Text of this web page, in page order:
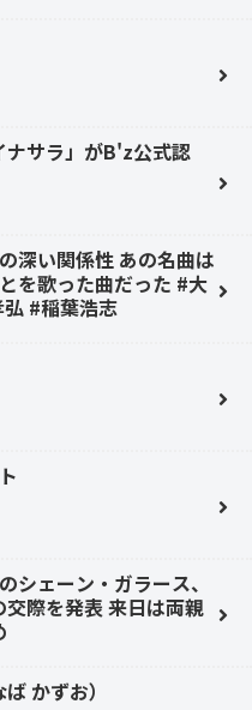
ナサラ」がB'z公式認
深い関係性 あの名曲は
を歌った曲だった #大
#稲葉浩志
シェーン・ガラース、
交際を発表 来日は両親
かずお）